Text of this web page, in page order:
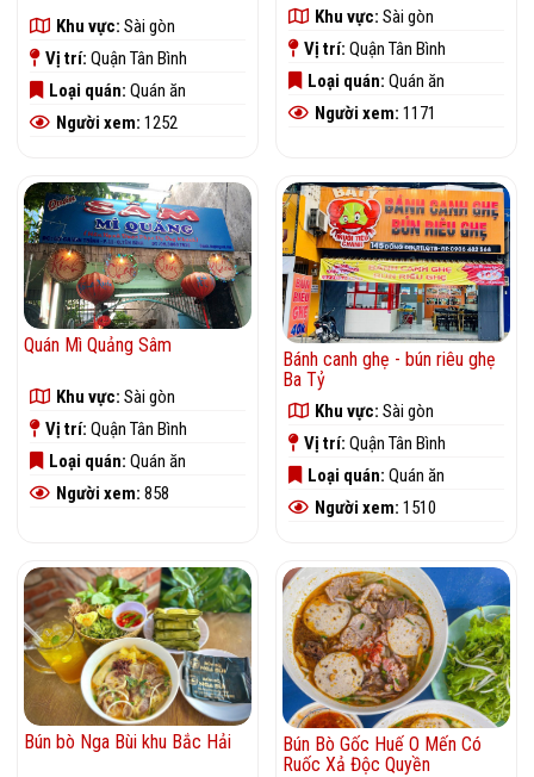
Khu vực: Sài gòn
Vị trí: Quận Tân Bình
Loại quán: Quán ăn
Người xem: 1252
Khu vực: Sài gòn
Vị trí: Quận Tân Bình
Loại quán: Quán ăn
Người xem: 1171
Quán Mì Quảng Sâm
Khu vực: Sài gòn
Vị trí: Quận Tân Bình
Loại quán: Quán ăn
Người xem: 858
Bánh canh ghẹ - bún riêu ghẹ
Ba Tỷ
Khu vực: Sài gòn
Vị trí: Quận Tân Bình
Loại quán: Quán ăn
Người xem: 1510
Bún bò Nga Bùi khu Bắc Hải
Bún Bò Gốc Huế O Mến Có
Ruốc Xả Độc Quyền